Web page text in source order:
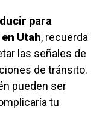
para
Utah, recuerda
las señales de
de tránsito.
pueden ser
tu